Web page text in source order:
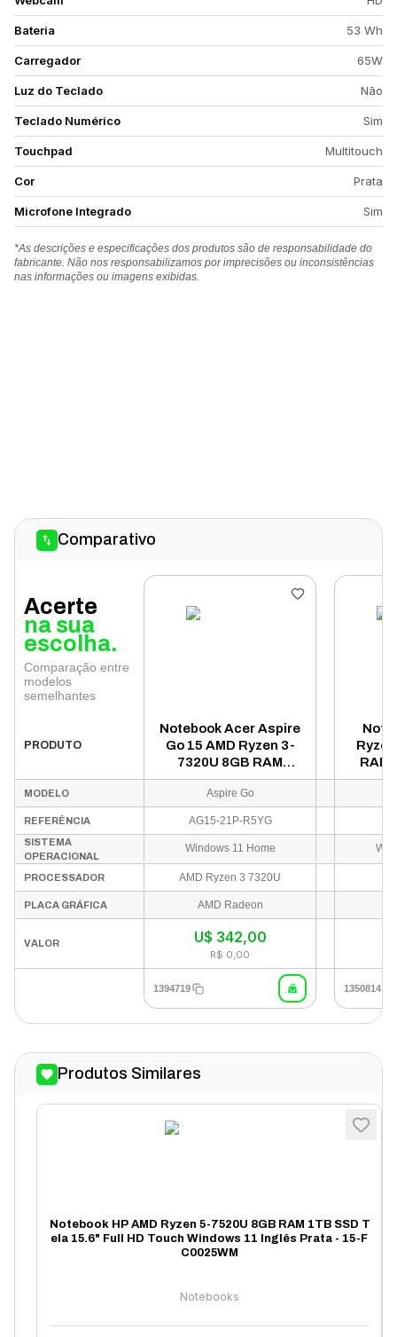
Bateria 53 Wh
Carregador 65W
Luz do Teclado Não
Teclado Numérico Sim
Touchpad Multitouch
Cor Prata
Microfone Integrado Sim
*As descrições e especificações dos produtos são de responsabilidade do
fabricante. Não nos responsabilizamos por imprecisões ou inconsistências
nas informações ou imagens exibidas.
Comparativo
Acerte
na sua
escolha.
Comparação entre
modelos
semelhantes
PRODUTO
Notebook Acer Aspire
Go 15 AMD Ryzen 3-
7320U 8GB RAM
128GB SSD Tela 15.6"
Full HD Windows 11
RAM
15.6"
MODELO Aspire Go
REFERÊNCIA AG15-21P-R5YG
SISTEMA
OPERACIONAL
Windows 11 Home
PROCESSADOR AMD Ryzen 3 7320U
PLACA GRÁFICA AMD Radeon
VALOR U$ 342,00
R$ 0,00
1394719 1350814
Produtos Similares
Notebook HP AMD Ryzen 5-7520U 8GB RAM 1TB SSD T
ela 15.6" Full HD Touch Windows 11 Inglês Prata - 15-F
C0025WM
Notebooks